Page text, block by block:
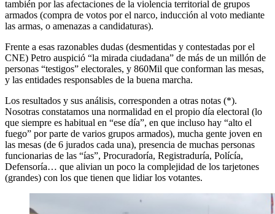
también por las afectaciones de la violencia territorial de grupos
armados (compra de votos por el narco, inducción al voto mediante
las armas, o amenazas a candidaturas).
Frente a esas razonables dudas (desmentidas y contestadas por el
CNE) Petro auspició “la mirada ciudadana” de más de un millón de
personas “testigos” electorales, y 860Mil que conforman las mesas,
y las entidades responsables de la buena marcha.
Los resultados y sus análisis, corresponden a otras notas (*).
Nosotras constatamos una normalidad en el propio día electoral (lo
que siempre es habitual en “ese día”, en que incluso hay “alto el
fuego” por parte de varios grupos armados), mucha gente joven en
las mesas (de 6 jurados cada una), presencia de muchas personas
funcionarias de las “ías”, Procuradoría, Registraduría, Polícía,
Defensoría… que alivian un poco la complejidad de los tarjetones
(grandes) con los que tienen que lidiar los votantes.